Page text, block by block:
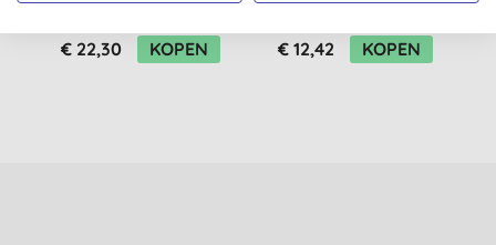
Moisture 30ml
€ 22,30 KOPEN € 12,42 KOPEN